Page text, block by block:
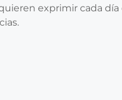
exprimir cada día